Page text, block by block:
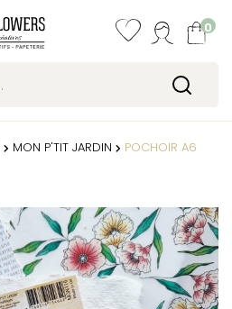
0
MON P'TIT JARDIN
POCHOIR A6